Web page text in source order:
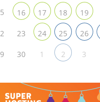
16 17 18 19
23 24 25 26
30 1 2 3